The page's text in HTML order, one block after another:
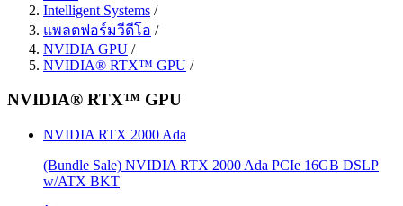
Intelligent Systems /
แพลตฟอร์มวีดีโอ /
NVIDIA GPU /
NVIDIA® RTX™ GPU /
NVIDIA® RTX™ GPU
NVIDIA RTX 2000 Ada
(Bundle Sale) NVIDIA RTX 2000 Ada PCIe 16GB DSLP
w/ATX BKT